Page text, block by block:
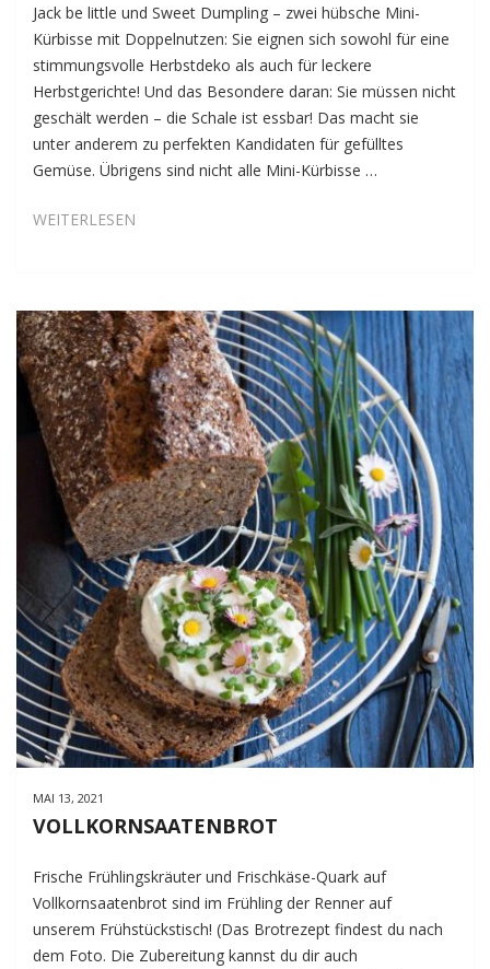
Jack be little und Sweet Dumpling – zwei hübsche Mini-
Kürbisse mit Doppelnutzen: Sie eignen sich sowohl für eine
stimmungsvolle Herbstdeko als auch für leckere
Herbstgerichte! Und das Besondere daran: Sie müssen nicht
geschält werden – die Schale ist essbar! Das macht sie
unter anderem zu perfekten Kandidaten für gefülltes
Gemüse. Übrigens sind nicht alle Mini-Kürbisse …
WEITERLESEN
UND
ZUM
FÜLLEN
VORBEREITEN
MAI 13, 2021
VOLLKORNSAATENBROT
Frische Frühlingskräuter und Frischkäse-Quark auf
Vollkornsaatenbrot sind im Frühling der Renner auf
unserem Frühstückstisch! (Das Brotrezept findest du nach
dem Foto. Die Zubereitung kannst du dir auch